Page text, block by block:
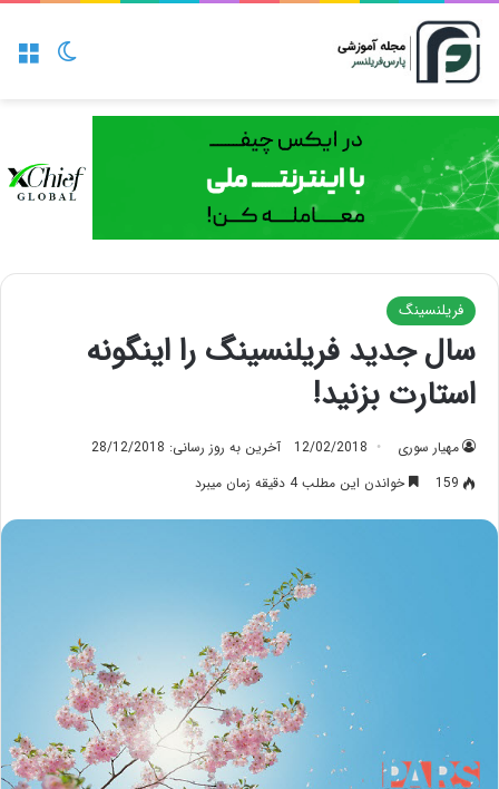
تغییر
فریلنسینگ
سال جدید فریلنسینگ را اینگونه
استارت بزنید!
مهیار سوری 12/02/2018
آخرین به روز رسانی: 28/12/2018
159
خواندن این مطلب 4 دقیقه زمان میبرد